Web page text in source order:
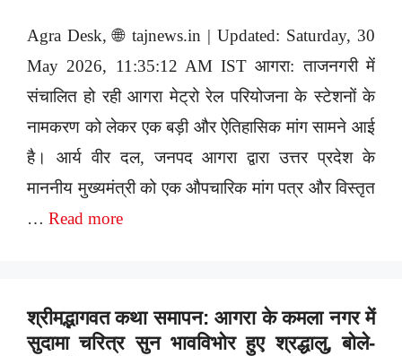
Agra Desk, 🌐 tajnews.in | Updated: Saturday, 30
May 2026, 11:35:12 AM IST आगरा: ताजनगरी में
संचालित हो रही आगरा मेट्रो रेल परियोजना के स्टेशनों के
नामकरण को लेकर एक बड़ी और ऐतिहासिक मांग सामने आई
है। आर्य वीर दल, जनपद आगरा द्वारा उत्तर प्रदेश के
माननीय मुख्यमंत्री को एक औपचारिक मांग पत्र और विस्तृत
… Read more
श्रीमद्भागवत कथा समापन: आगरा के कमला नगर में
सुदामा चरित्र सुन भावविभोर हुए श्रद्धालु, बोले-